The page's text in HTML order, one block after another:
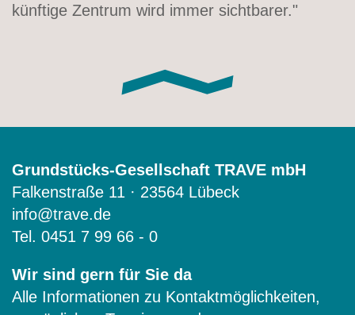
künftige Zentrum wird immer sichtbarer."
Grundstücks-Gesellschaft TRAVE mbH
Falkenstraße 11 · 23564 Lübeck
info@trave.de
Tel. 0451 7 99 66 - 0
Wir sind gern für Sie da
Alle Informationen zu Kontaktmöglichkeiten,